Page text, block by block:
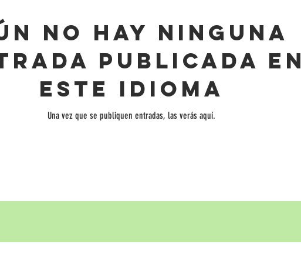
no hay ninguna
publicada en
este idioma
Una vez que se publiquen entradas, las verás aquí.